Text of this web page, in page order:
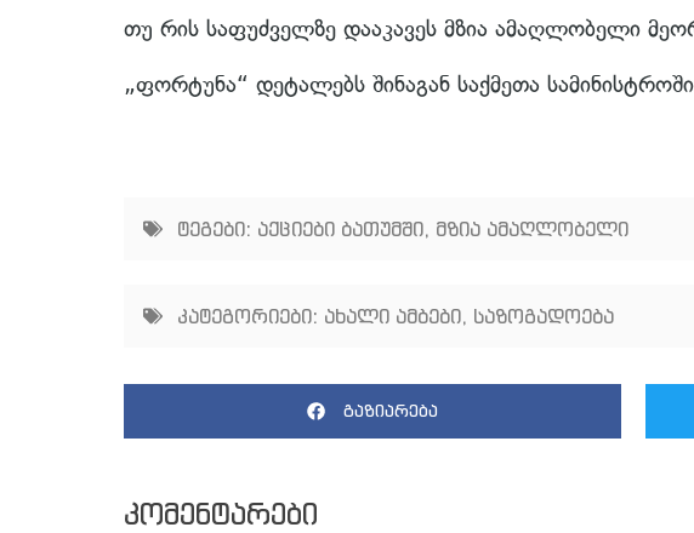
თუ რის საფუძველზე დააკავეს მზია ამაღლობელი
„ფორტუნა“ დეტალებს შინაგან საქმეთა
ტეგები: აქციები ბათუმში, მზია ამაღლობელი
კატეგორიები: ახალი ამბები, საზოგადოება
გაზიარება
კომენტარები